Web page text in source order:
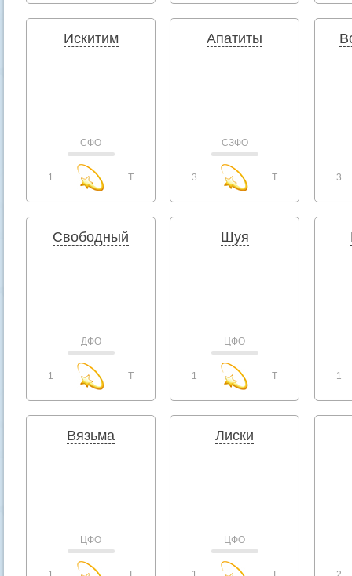
Искитим
СФО
1 T
Апатиты
СЗФО
3 T 3
Свободный
ДФО
1 T
Шуя
ЦФО
1 T 1
Вязьма
ЦФО
Лиски
ЦФО